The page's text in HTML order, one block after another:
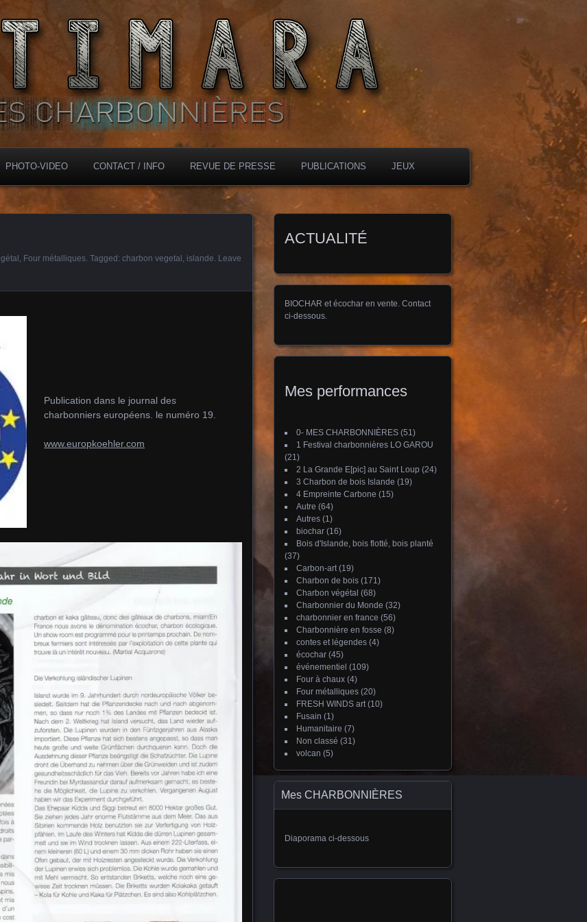
PHOTO-VIDEO CONTACT / INFO REVUE DE PRESSE PUBLICATIONS JEUX
, Four métalliques. Tagged: charbon vegetal , islande. Leave
Publication dans le journal des
charbonniers européens. le numéro 19.
www.europkoehler.com
ACTUALITÉ
BIOCHAR et écochar en vente. Contact
ci-dessous.
Mes performances
0- MES CHARBONNIÈRES (51)
1 Festival charbonnières LO GAROU
(21)
2 La Grande E[pic] au Saint Loup (24)
3 Charbon de bois Islande (19)
4 Empreinte Carbone (15)
Autre (64)
Autres (1)
biochar (16)
Bois d'Islande, bois flotté, bois planté
(37)
Carbon-art(19)
Charbon de bois (171)
Charbon végétal (68)
Charbonnier du Monde (32)
charbonnier en france (56)
Charbonnière en fosse (8)
contes et légendes (4)
écochar (45)
événementiel (109)
Four à chaux (4)
Four métalliques (20)
FRESH WINDS art(10)
Fusain (1)
Humanitaire (7)
Non classé (31)
volcan (5)
Mes CHARBONNIÈRES
Diaporama ci-dessous